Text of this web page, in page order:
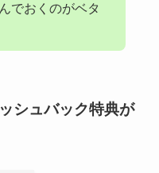
でおくのがベタ
シュバック特典が